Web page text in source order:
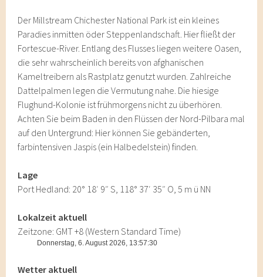
Der Millstream Chichester National Park ist ein kleines
Paradies inmitten öder Steppenlandschaft. Hier fließt der
Fortescue-River. Entlang des Flusses liegen weitere Oasen,
die sehr wahrscheinlich bereits von afghanischen
Kameltreibern als Rastplatz genutzt wurden. Zahlreiche
Dattelpalmen legen die Vermutung nahe. Die hiesige
Flughund-Kolonie ist frühmorgens nicht zu überhören.
Achten Sie beim Baden in den Flüssen der Nord-Pilbara mal
auf den Untergrund: Hier können Sie gebänderten,
farbintensiven Jaspis (ein Halbedelstein) finden.
Lage
Port Hedland: 20° 18′ 9″ S, 118° 37′ 35″ O, 5 m ü NN
Lokalzeit aktuell
Zeitzone: GMT +8 (Western Standard Time)
Wetter aktuell